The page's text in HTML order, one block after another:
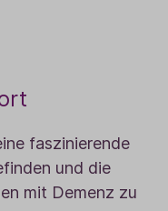
faszinierende
und die
mit Demenz zu